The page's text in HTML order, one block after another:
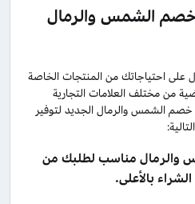
الشمس والرمال
احتياجاتك من المنتجات الخاصة
من مختلف العلامات التجارية
خصم الشمس والرمال الجديد لتوفير
والرمال مناسب لطلبك من
بالأعلى.